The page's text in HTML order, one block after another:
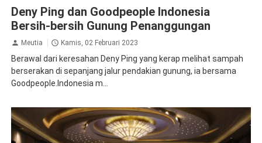
Deny Ping dan Goodpeople Indonesia
Bersih-bersih Gunung Penanggungan
Meutia Kamis, 02 Februari 2023
Berawal dari keresahan Deny Ping yang kerap melihat sampah
berserakan di sepanjang jalur pendakian gunung, ia bersama
Goodpeople.Indonesia m...